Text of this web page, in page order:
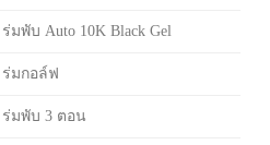
ร่มพับ Auto 10K Black Gel
ร่มกอล์ฟ
ร่มพับ 3 ตอน